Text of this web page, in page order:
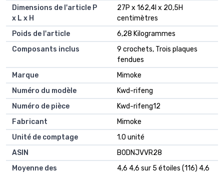
Dimensions de l'article P
x L x H
27P x 162,4l x 20,5H
centimètres
Poids de l'article
6,28 Kilogrammes
Composants inclus
9 crochets, Trois plaques
fendues
Marque
Mimoke
Numéro du modèle
Kwd-rifeng
Numéro de pièce
Kwd-rifeng12
Fabricant
Mimoke
Unité de comptage
1.0 unité
ASIN
B0DNJVVR28
Moyenne des
4,6 4,6 sur 5 étoiles (116) 4,6